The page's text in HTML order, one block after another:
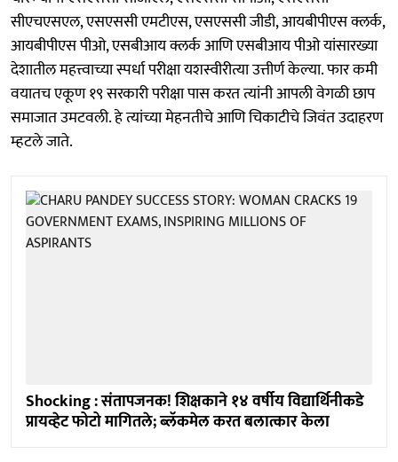
सीएचएसएल, एसएससी एमटीएस, एसएससी जीडी, आयबीपीएस क्लर्क,
आयबीपीएस पीओ, एसबीआय क्लर्क आणि एसबीआय पीओ यांसारख्या
देशातील महत्त्वाच्या स्पर्धा परीक्षा यशस्वीरीत्या उत्तीर्ण केल्या. फार कमी
वयातच एकूण १९ सरकारी परीक्षा पास करत त्यांनी आपली वेगळी छाप
समाजात उमटवली. हे त्यांच्या मेहनतीचे आणि चिकाटीचे जिवंत उदाहरण
म्हटले जाते.
Shocking : संतापजनक! शिक्षकाने १४ वर्षीय विद्यार्थिनीकडे
प्रायव्हेट फोटो मागितले; ब्लॅकमेल करत बलात्कार केला